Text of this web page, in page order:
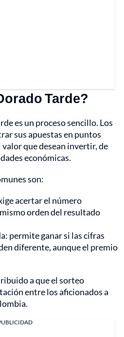
Tarde?
es un proceso sencillo. Los
sus apuestas en puntos
que desean invertir, de
económicas.
son:
acertar el número
orden del resultado
permite ganar si las cifras
diferente, aunque el premio
a que el sorteo
entre los aficionados a